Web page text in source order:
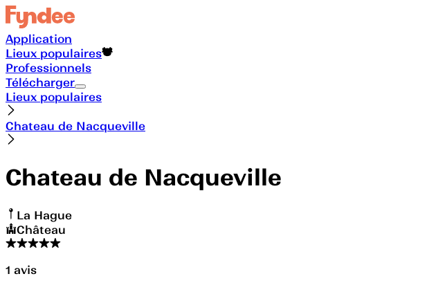
Application
Lieux populaires
Professionnels
Télécharger
Lieux populaires
Chateau de Nacqueville
Chateau de Nacqueville
La Hague
Château
1 avis